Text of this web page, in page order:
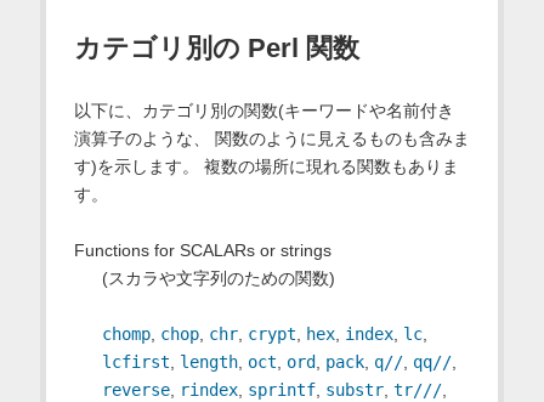
カテゴリ別の Perl 関数
以下に、カテゴリ別の関数(キーワードや名前付き
演算子のような、 関数のように見えるものも含みま
す)を示します。 複数の場所に現れる関数もありま
す。
Functions for SCALARs or strings
(スカラや文字列のための関数)
chomp, chop, chr, crypt hex, index, lc,
lcfirst
length, oct ord pack, q//, qq//,
reverse, rindex, sprintf, substr, tr///,